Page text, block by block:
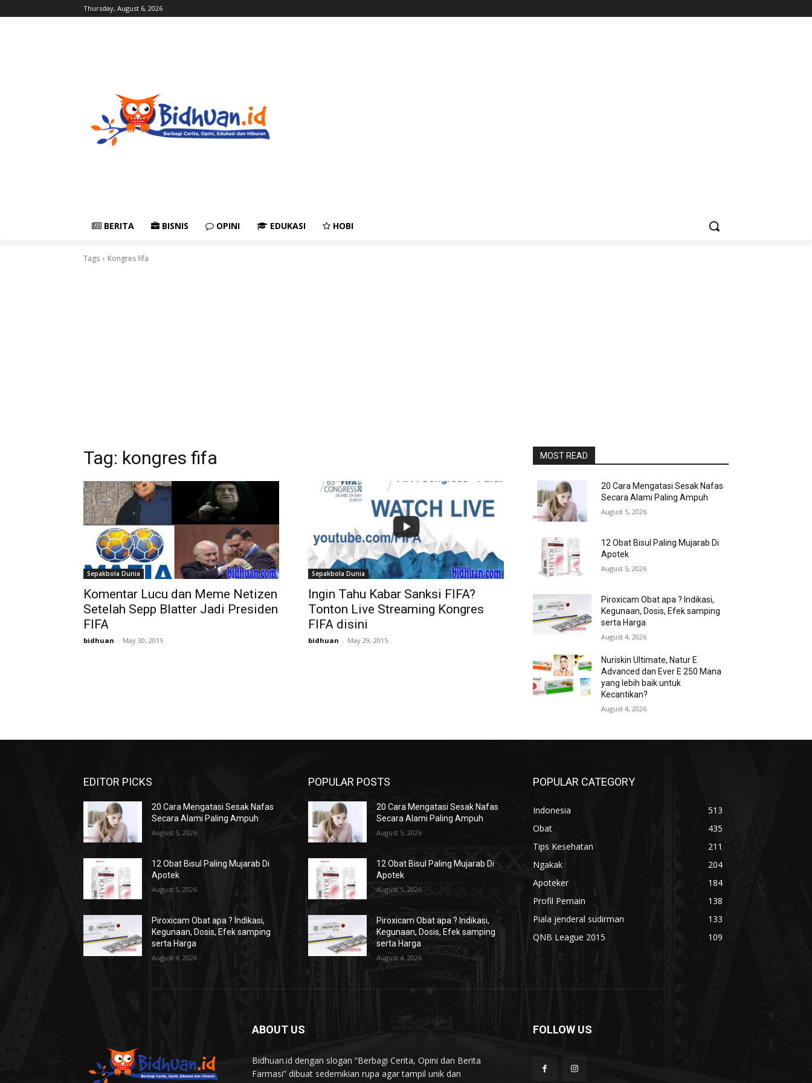
Thursday, August 6, 2026
BERITA BISNIS OPINI EDUKASI HOBI
Tags Kongres fifa
Tag: kongres fifa
Sepakbola Dunia
Komentar Lucu dan Meme Netizen
Setelah Sepp Blatter Jadi Presiden
FIFA
bidhuan - May 30, 2015
Sepakbola Dunia
Ingin Tahu Kabar Sanksi FIFA?
Tonton Live Streaming Kongres
FIFA disini
bidhuan - May 29, 2015
MOST READ
20 Cara Mengatasi Sesak Nafas
Secara Alami Paling Ampuh
August 5, 2026
12 Obat Bisul Paling Mujarab Di
Apotek
August 5, 2026
Piroxicam Obat apa ? Indikasi,
Kegunaan, Dosis, Efek samping
serta Harga
August 4, 2026
Nuriskin Ultimate, Natur E
Advanced dan Ever E 250 Mana
yang lebih baik untuk
Kecantikan?
August 4, 2026
EDITOR PICKS
20 Cara Mengatasi Sesak Nafas
Secara Alami Paling Ampuh
August 5, 2026
12 Obat Bisul Paling Mujarab Di
Apotek
August 5, 2026
Piroxicam Obat apa ? Indikasi,
Kegunaan, Dosis, Efek samping
serta Harga
August 4, 2026
POPULAR POSTS
20 Cara Mengatasi Sesak Nafas
Secara Alami Paling Ampuh
August 5, 2026
12 Obat Bisul Paling Mujarab Di
Apotek
August 5, 2026
Piroxicam Obat apa ? Indikasi,
Kegunaan, Dosis, Efek samping
serta Harga
August 4, 2026
POPULAR CATEGORY
Indonesia
513
Obat
435
Tips Kesehatan
211
Ngakak
204
Apoteker
184
Profil Pemain
138
Piala jenderal sudirman
133
QNB League 2015
109
ABOUT US
Bidhuan.id dengan slogan “Berbagi Cerita, Opini dan Berita
Farmasi” dibuat sedemikian rupa agar tampil unik dan
FOLLOW US